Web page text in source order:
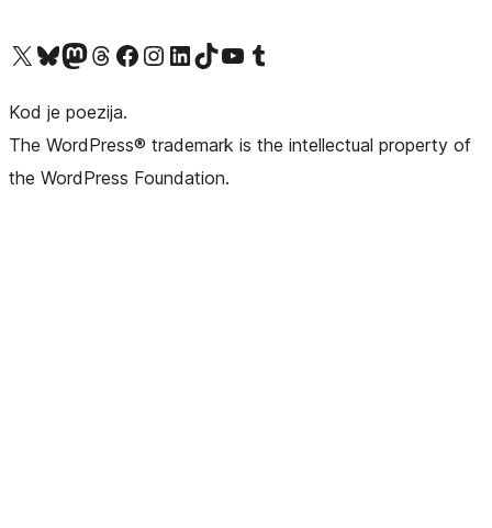
Visit our X (formerly Twitter) account
Visit our Bluesky account
Visit our Mastodon account
Visit our Threads account
Visit our Facebook pageVisit our Instagram account
Visit our LinkedIn account
Visit our TikTok account
Visit our YouTube channel
Visit our Tumblr account
Kod je poezija.
The WordPress® trademark is the intellectual property of
the WordPress Foundation.